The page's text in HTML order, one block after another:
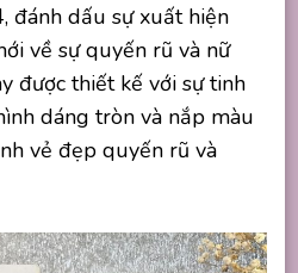
đánh dấu sự xuất hiện
về sự quyến rũ và nữ
được thiết kế với sự tinh
dáng tròn và nắp màu
vẻ đẹp quyến rũ và